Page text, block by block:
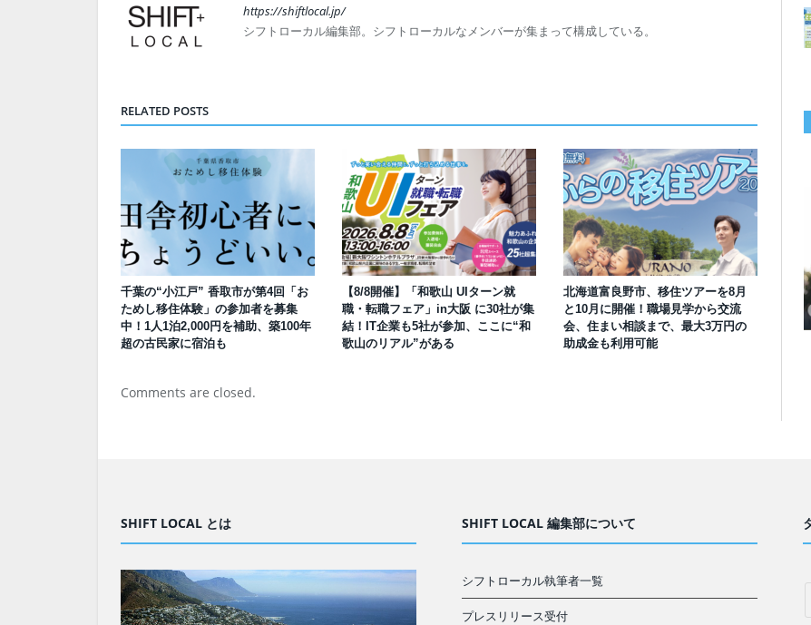
https://shiftlocal.jp/
シフトローカル編集部。シフトローカルなメンバーが集まって構成している。
RELATED POSTS
千葉の“小江戸” 香取市が第4回「お
ためし移住体験」の参加者を募集
中！1人1泊2,000円を補助、築100年
超の古民家に宿泊も
【8/8開催】「和歌山 UIターン就
職・転職フェア」in大阪 に30社が集
結！IT企業も5社が参加、ここに“和
歌山のリアル”がある
北海道富良野市、移住ツアーを8月
と10月に開催！職場見学から交流
会、住まい相談まで、最大3万円の
助成金も利用可能
Comments are closed.
千葉の“小江戸” 香取市が第4回「おためし移住体験」の参加者を募集中！1
人1泊2,000円を補助、築100年超の古民家に宿泊も
岡山市、都市圏のデジタルコンテンツ企業向け視察ツアーを8月末に開催！
企業訪問や専門学生と交流、申し込みは7/27まで
学生対象の「とっとり IT summerCAMP 2026」9/24~26開催！チームでシ
ステム開発、県内IT企業やエンジニアとの交流も
利用者の45％・100人超が移住！奈良市お試し移住制度、宿のオーナーがナ
ビゲートする新サービス「まち案内」が追加
愛知県西尾市、定住移住サイト「にし推し暮らし」を開設！転出者やファミ
リー層に魅力を発信、データや支援制度も充実
【6/27開催】参加無料！いしかわUIターン大相談会 in大阪 自治体・支援団
体に加え、能美市のソフトウェア開発会社も参戦
【6/20開催】「札幌UIターン就職フェアin東京」に優良企業28社が集結！エ
ンジニア募集のソフトウェア開発企業も複数参加
【6/13開催】島根県内18市町村、IT転職支援機関が大阪に集う移住相談会！
6/6には“人間関係”をテーマにオンラインツアー
SHIFT LOCAL とは SHIFT LOCAL 編集部について
シフトローカル執筆者一覧
プレスリリース受付